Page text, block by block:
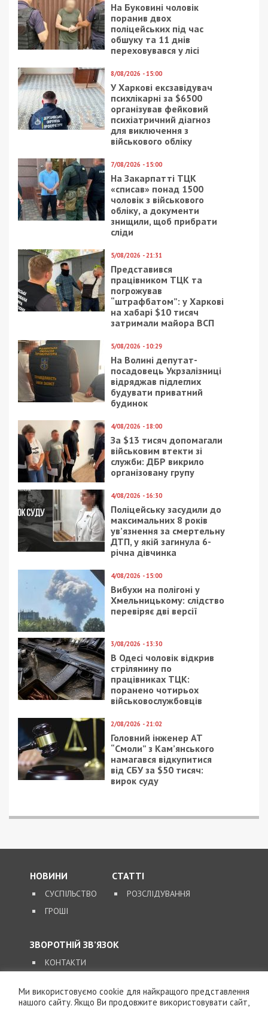
На Буковині чоловік
поранив двох
поліцейських під час
обшуку та 11 днів
переховувався у лісі
8/08/2026 - 15:00
У Харкові ексзавідувач
психлікарні за $6500
організував фейковий
психіатричний діагноз
для виключення з
військового обліку
7/08/2026 - 15:00
На Закарпатті ТЦК
«списав» понад 1500
чоловік з військового
обліку, а документи
знищили, щоб прибрати
сліди
5/08/2026 - 21:31
Представився
працівником ТЦК та
погрожував
“штрафбатом”: у Харкові
на хабарі $10 тисяч
затримали майора ВСП
5/08/2026 - 10:29
На Волині депутат-
посадовець Укрзалізниці
відряджав підлеглих
будувати приватний
будинок
4/08/2026 - 18:00
За $13 тисяч допомагали
військовим втекти зі
служби: ДБР викрило
організовану групу
4/08/2026 - 16:30
Поліцейську засудили до
максимальних 8 років
ув’язнення за смертельну
ДТП, у якій загинула 6-
річна дівчинка
4/08/2026 - 15:00
Вибухи на полігоні у
Хмельницькому: слідство
перевіряє дві версії
3/08/2026 - 13:30
В Одесі чоловік відкрив
стрілянину по
працівниках ТЦК:
поранено чотирьох
військовослужбовців
2/08/2026 - 21:02
Головний інженер АТ
“Смоли” з Кам’янського
намагався відкупитися
від СБУ за $50 тисяч:
вирок суду
НОВИНИ
СУСПІЛЬСТВО
ГРОШІ
СТАТТІ
РОЗСЛІДУВАННЯ
ЗВОРОТНІЙ ЗВ’ЯЗОК
КОНТАКТИ
SUPPORT@49000.COM.UA
Ми використовуємо cookie для найкращого представлення
нашого сайту. Якщо Ви продовжите використовувати сайт,